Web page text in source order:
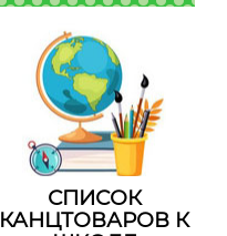
СПИСОК
КАНЦТОВАРОВ К